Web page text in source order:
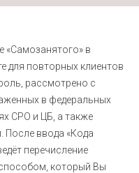
«Самозанятого» в
для повторных клиентов
рассмотрено с
в федеральных
СРО и ЦБ, а также
После ввода «Кода
перечисление
который Вы